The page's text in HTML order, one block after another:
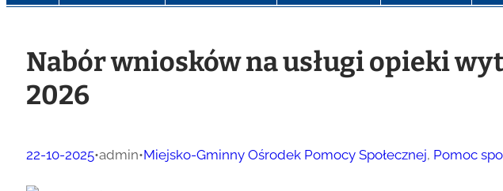
Nabór wniosków na usługi opieki
2026
22-10-2025•admin•Miejsko-Gminny Ośrodek Pomocy Społecznej, Pomoc